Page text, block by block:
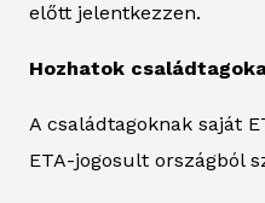
előtt jelentkezzen.
Hozhatok
A családtagoknak saját
ETA-jogosult országból